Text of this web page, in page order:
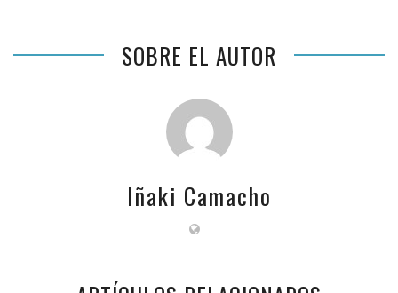
SOBRE EL AUTOR
Iñaki Camacho